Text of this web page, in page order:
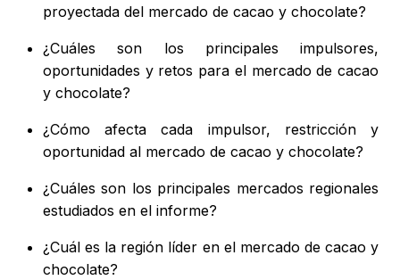
proyectada del mercado de cacao y chocolate?
¿Cuáles son los principales impulsores,
oportunidades y retos para el mercado de cacao
y chocolate?
¿Cómo afecta cada impulsor, restricción y
oportunidad al mercado de cacao y chocolate?
¿Cuáles son los principales mercados regionales
estudiados en el informe?
¿Cuál es la región líder en el mercado de cacao y
chocolate?